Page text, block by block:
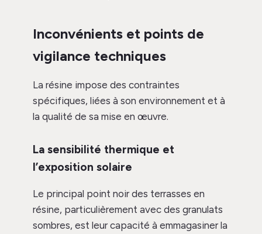
Inconvénients et points de
vigilance techniques
La résine impose des contraintes
spécifiques, liées à son environnement et à
la qualité de sa mise en œuvre.
La sensibilité thermique et
l’exposition solaire
Le principal point noir des terrasses en
résine, particulièrement avec des granulats
sombres, est leur capacité à emmagasiner la